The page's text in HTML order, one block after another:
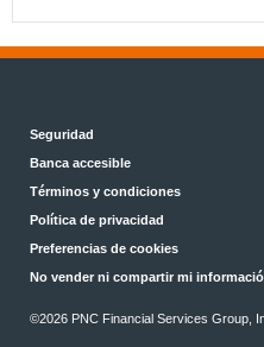
Seguridad
Banca accesible
Términos y condiciones
Política de privacidad
Preferencias de cookies
No vender ni compartir mi
©2026 PNC Financial Services Group,